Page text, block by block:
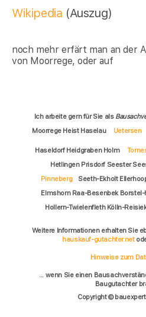
Wikipedia (Auszug)
noch mehr erfärt man an der
von Moorrege, oder auf
Ich arbeite gern für Sie als
Moorrege Heist Haselau
Uetersen
Haseldorf Heidgraben Holm
Hetlingen Prisdorf Seester
Pinneberg
Seeth-Ekholt
Elmshorn Raa-Besenbek
Hollern-Twielenfleth Kölln-
Weitere Informationen erhalten Sie
hauskauf-gutachter.net
Hinweise zum
... wenn Sie einen
Baugutachter
Copyright ©